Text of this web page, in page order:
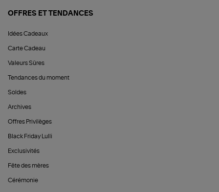
OFFRES ET TENDANCES
Idées Cadeaux
Carte Cadeau
Valeurs Sûres
Tendances du moment
Soldes
Archives
Offres Privilèges
Black Friday Lulli
Exclusivités
Fête des mères
Cérémonie